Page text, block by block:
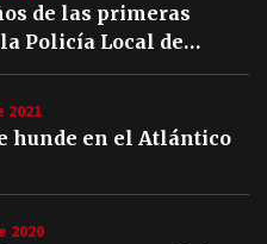
de las primeras
Policía Local de
2021
hunde en el Atlántico
2020